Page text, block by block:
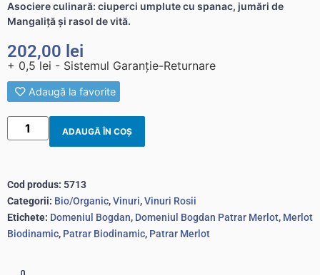
Asociere culinară: ciuperci umplute cu spanac, jumări de
Mangaliță și rasol de vită.
202,00 lei
+ 0,5 lei - Sistemul Garanție-Returnare
Adaugă la favorite
ADAUGĂ ÎN COȘ
Cod produs: 5713
Categorii: Bio/Organic,Vinuri,Vinuri Rosii
Etichete: Domeniul Bogdan, Domeniul Bogdan Patrar Merlot, Merlot
Biodinamic, Patrar Biodinamic, Patrar Merlot